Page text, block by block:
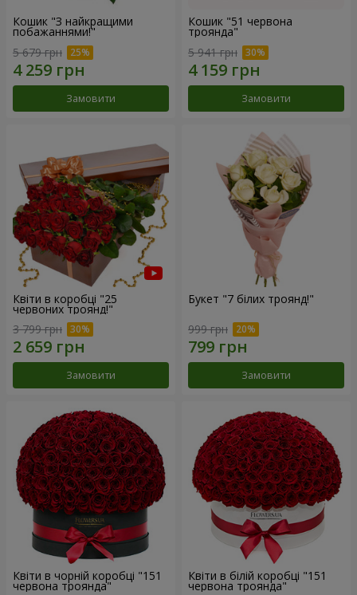
Кошик "З найкращими
побажаннями!"
5 679 грн
Замовити
Кошик "51 червона
троянда"
5 941 грн
Замовити
Квіти в коробці "25
червоних троянд!"
3 799 грн
Замовити
Букет "7 білих троянд!"
999 грн
Замовити
Квіти в чорній коробці "151
червона троянда"
Квіти в білій коробці "151
червона троянда"